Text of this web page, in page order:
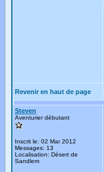
Revenir en haut de page
Steven
Aventurier débutant
Inscrit le: 02 Mar 2012
Messages: 13
Localisation: Désert de
Sandlem